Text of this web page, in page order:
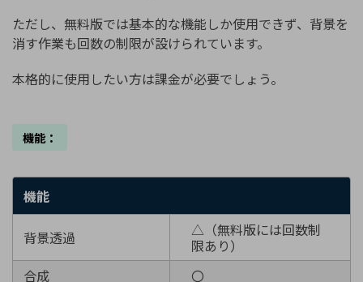
ただし、無料版では基本的な機能しか使用できず、背景を
消す作業も回数の制限が設けられています。
本格的に使用したい方は課金が必要でしょう。
機能：
機能
背景透過
△（無料版には回数制
限あり）
合成
〇